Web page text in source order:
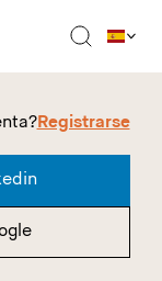
Registrarse